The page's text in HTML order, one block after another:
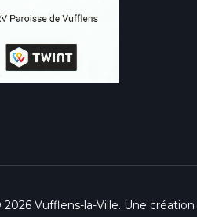
2026 Vufflens-la-Ville. Une création